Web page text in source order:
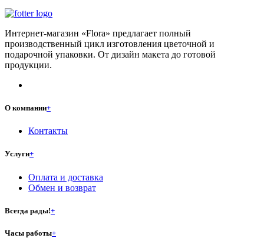
Интернет-магазин «Flora» предлагает полный
производственный цикл изготовления цветочной и
подарочной упаковки. От дизайн макета до готовой
продукции.
О компании+
Контакты
Услуги+
Оплата и доставка
Обмен и возврат
Всегда рады!+
Часы работы+